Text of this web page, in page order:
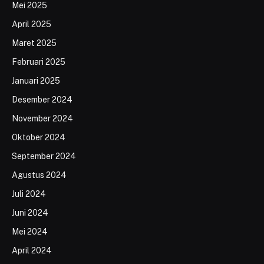
Mei 2025
April 2025
Maret 2025
Februari 2025
Januari 2025
Desember 2024
November 2024
Oktober 2024
September 2024
Agustus 2024
Juli 2024
Juni 2024
Mei 2024
April 2024